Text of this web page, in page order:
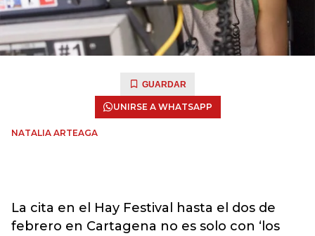
GUARDAR
UNIRSE A WHATSAPP
NATALIA ARTEAGA
La cita en el Hay Festival hasta el dos de
febrero en Cartagena no es solo con ‘los